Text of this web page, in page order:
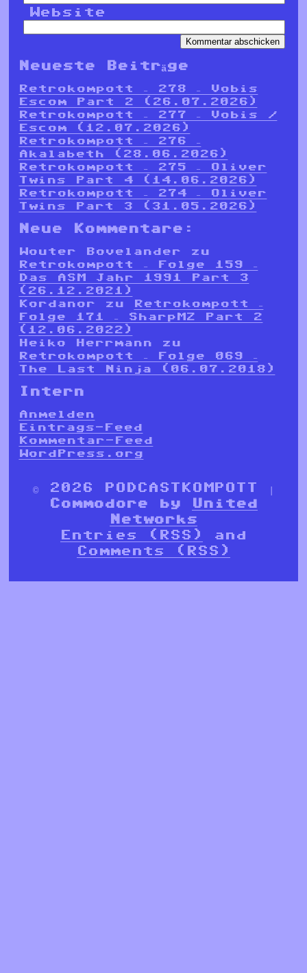
Website
Neueste Beiträge
Retrokompott – 278 – Vobis
Escom Part 2 (26.07.2026)
Retrokompott – 277 – Vobis /
Escom (12.07.2026)
Retrokompott – 276 –
Akalabeth (28.06.2026)
Retrokompott – 275 – Oliver
Twins Part 4 (14.06.2026)
Retrokompott – 274 – Oliver
Twins Part 3 (31.05.2026)
Neue Kommentare:
Wouter Bovelander zu
Retrokompott – Folge 159 –
Das ASM Jahr 1991 Part 3
(26.12.2021)
Kordanor zu
Retrokompott –
Folge 171 – SharpMZ Part 2
(12.06.2022)
Heiko Herrmann zu
Retrokompott – Folge 069 –
The Last Ninja (06.07.2018)
Intern
Anmelden
Eintrags-Feed
Kommentar-Feed
WordPress.org
© 2026 PODCASTKOMPOTT |
Commodore by
United
Networks
Entries (RSS)
and
Comments (RSS)